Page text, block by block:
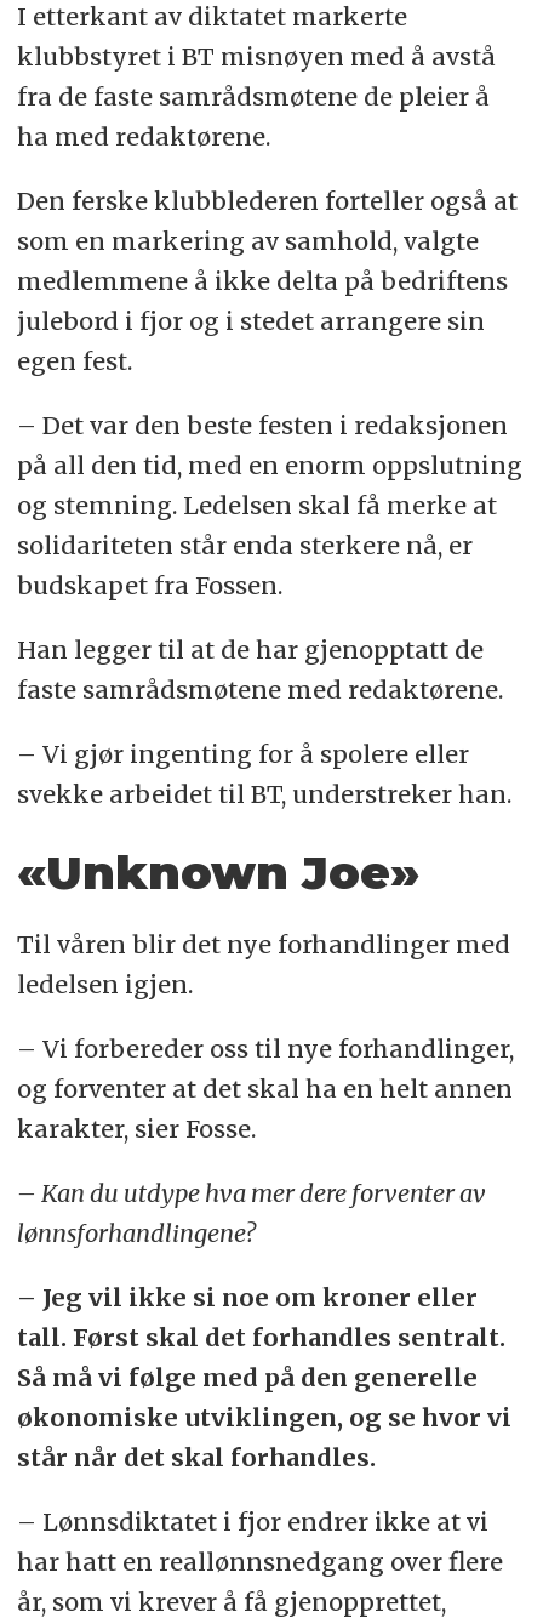
I etterkant av diktatet markerte
klubbstyret i BT misnøyen med å avstå
fra de faste samrådsmøtene de pleier å
ha med redaktørene.
Den ferske klubblederen forteller også at
som en markering av samhold, valgte
medlemmene å ikke delta på bedriftens
julebord i fjor og i stedet arrangere sin
egen fest.
– Det var den beste festen i redaksjonen
på all den tid, med en enorm oppslutning
og stemning. Ledelsen skal få merke at
solidariteten står enda sterkere nå, er
budskapet fra Fossen.
Han legger til at de har gjenopptatt de
faste samrådsmøtene med redaktørene.
– Vi gjør ingenting for å spolere eller
svekke arbeidet til BT, understreker han.
«Unknown Joe»
Til våren blir det nye forhandlinger med
ledelsen igjen.
– Vi forbereder oss til nye forhandlinger,
og forventer at det skal ha en helt annen
karakter, sier Fosse.
– Kan du utdype hva mer dere forventer av
lønnsforhandlingene?
– Jeg vil ikke si noe om kroner eller
tall. Først skal det forhandles sentralt.
Så må vi følge med på den generelle
økonomiske utviklingen, og se hvor vi
står når det skal forhandles.
– Lønnsdiktatet i fjor endrer ikke at vi
har hatt en reallønnsnedgang over flere
år, som vi krever å få gjenopprettet,